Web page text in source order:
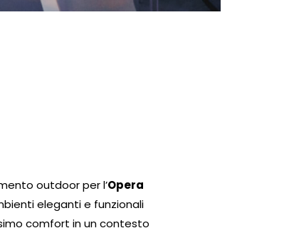
outdoor per l’Opera
eleganti e funzionali
comfort in un contesto